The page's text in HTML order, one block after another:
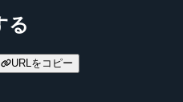
る
URLをコピー